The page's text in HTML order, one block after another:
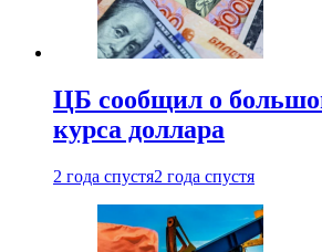
ЦБ сообщил о
курса доллара
2 года спустя2 года спустя